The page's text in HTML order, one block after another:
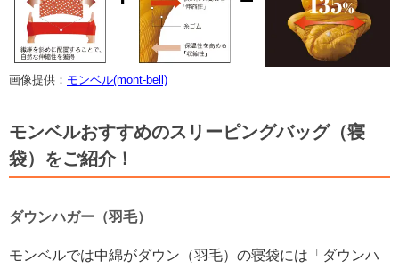
画像提供： モンベル(mont-bell)
モンベルおすすめのスリーピングバッグ（寝
袋）をご紹介！
ダウンハガー（羽毛）
モンベルでは中綿がダウン（羽毛）の寝袋には「ダウンハ